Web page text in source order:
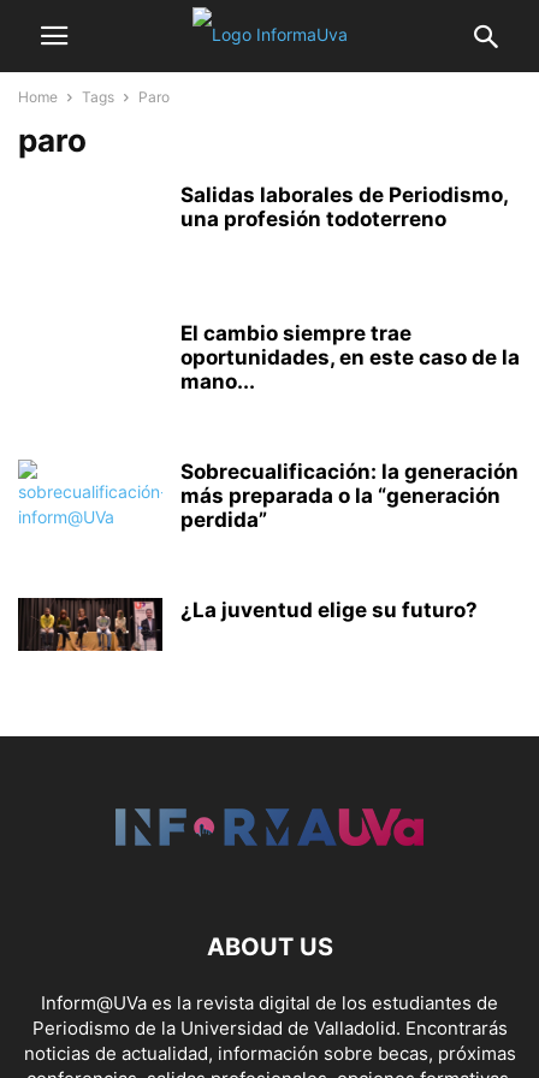
Home Tags Paro
paro
Salidas laborales de Periodismo,
una profesión todoterreno
El cambio siempre trae
oportunidades, en este caso de la
mano...
Sobrecualificación: la generación
más preparada o la “generación
perdida”
¿La juventud elige su futuro?
ABOUT US
Inform@UVa es la revista digital de los estudiantes de
Periodismo de la Universidad de Valladolid. Encontrarás
noticias de actualidad, información sobre becas, próximas